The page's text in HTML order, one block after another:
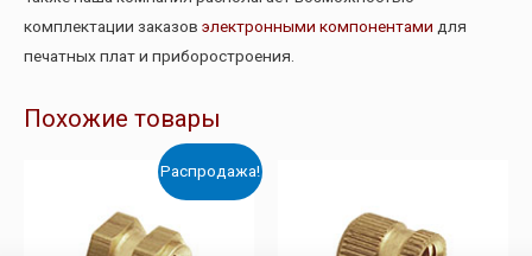
комплектации заказов электронными компонентами для
печатных плат и приборостроения.
Похожие товары
Распродажа!